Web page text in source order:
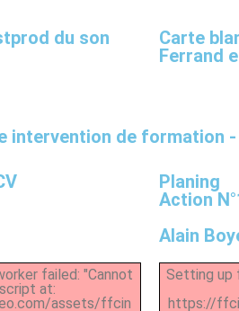
du son
Carte
Ferrand
intervention de formation
failed: "Cannot
at:
assets/ffcin
Planing
Action
Alain
Setting up
https://